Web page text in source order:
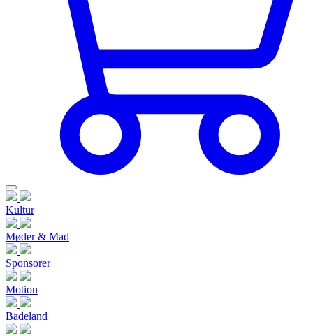
Kultur
Møder & Mad
Sponsorer
Motion
Badeland